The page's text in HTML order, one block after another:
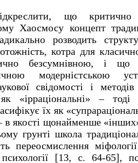
що критично
Хаосмосу концепт
розводить
котра для
безсумнівною, і що
модерністською
свідомості і
«ірраціональні» – тоді
їх як
в якості щонайменше
грунті школа
переосмислення
[13, с. 64-65],